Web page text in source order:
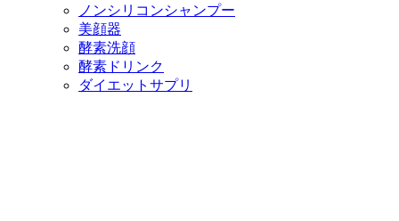
ノンシリコンシャンプー
美顔器
酵素洗顔
酵素ドリンク
ダイエットサプリ